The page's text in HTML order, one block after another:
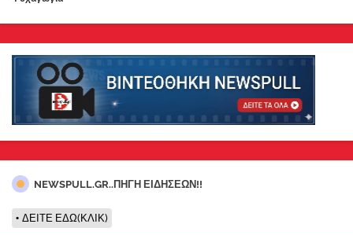
NEWSPULL.GR..ΠΗΓΗ ΕΙΔΗΣΕΩΝ!!
ΔΕΙΤΕ ΕΔΩ(ΚΛΙΚ)